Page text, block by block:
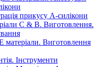
прикусу А-силікони
C & B. Виготовлення.
матеріали. Виготовлення
Інструменти